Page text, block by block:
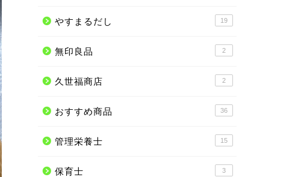
やすまるだし 19
無印良品 2
久世福商店 2
おすすめ商品 36
管理栄養士 15
保育士 3